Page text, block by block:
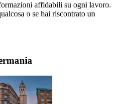
affidabili su ogni lavoro.
o se hai riscontrato un